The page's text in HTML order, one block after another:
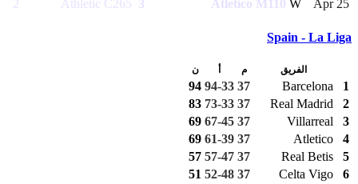
25 Apr
W
Atletico M 110
3
Athletic C 265
2
Spain - La Liga
الفريق م ن
1
Barcelona
37
94-33
94
2
Real Madrid
37
73-33
83
3
Villarreal
37
67-45
69
4
Atletico
37
61-39
69
5
Real Betis
37
57-47
57
6
Celta Vigo
37
52-48
51